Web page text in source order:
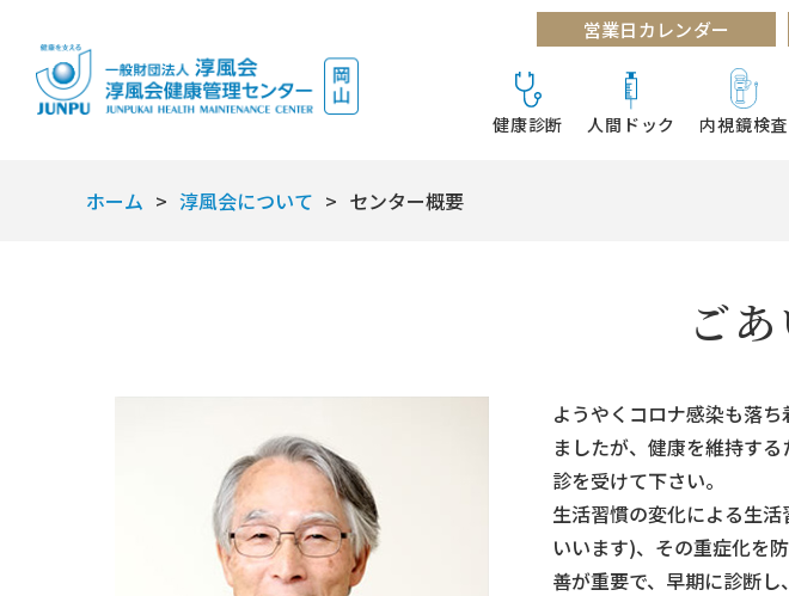
営業日カレンダー
健康診断 人間ドック 内視鏡検査
ホーム 淳風会について センター概要
ご
ようやくコロナ感染も落
ましたが、健康を維持す
診を受けて下さい。
生活習慣の変化による生
いいます)、その重症化を
善が重要で、早期に診断